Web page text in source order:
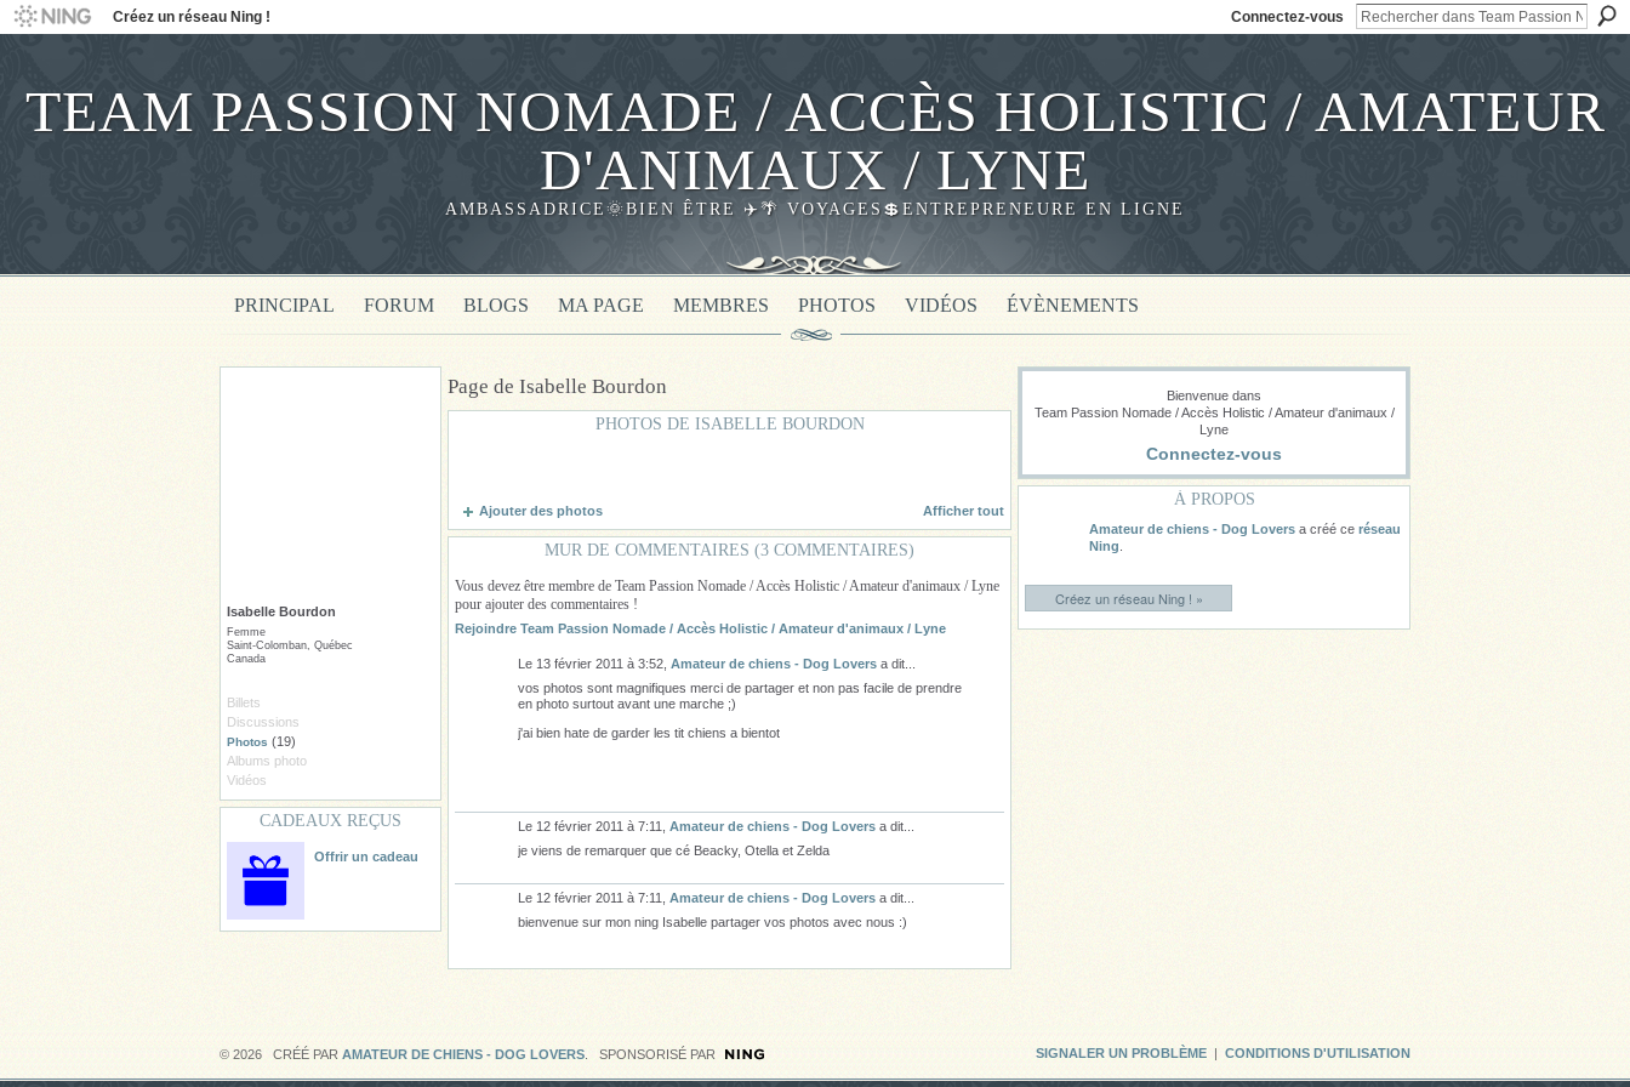
Créez un réseau Ning ! Connectez-vous
TEAM PASSION NOMADE / ACCÈS HOLISTIC / AMATEUR
D'ANIMAUX / LYNE
AMBASSADRICE🌞BIEN ÊTRE ✈️🌴 VOYAGES💲ENTREPRENEURE EN LIGNE
PRINCIPAL FORUM BLOGS MA PAGE MEMBRES PHOTOS VIDÉOS ÉVÈNEMENTS
Isabelle Bourdon
Femme
Saint-Colomban, Québec
Canada
Billets
Discussions
Photos (19)
Albums photo
Vidéos
CADEAUX REÇUS
Offrir un cadeau
Page de Isabelle Bourdon
PHOTOS DE ISABELLE BOURDON
Ajouter des photos Afficher tout
MUR DE COMMENTAIRES (3 COMMENTAIRES)
Vous devez être membre de Team Passion Nomade / Accès Holistic / Amateur d'animaux / Lyne
pour ajouter des commentaires !
Rejoindre Team Passion Nomade / Accès Holistic / Amateur d'animaux / Lyne
Le 13 février 2011 à 3:52, Amateur de chiens - Dog Lovers a dit...
vos photos sont magnifiques merci de partager et non pas facile de prendre
en photo surtout avant une marche ;)
j'ai bien hate de garder les tit chiens a bientot
Le 12 février 2011 à 7:11, Amateur de chiens - Dog Lovers a dit...
je viens de remarquer que cé Beacky, Otella et Zelda
Le 12 février 2011 à 7:11, Amateur de chiens - Dog Lovers a dit...
bienvenue sur mon ning Isabelle partager vos photos avec nous :)
Bienvenue dans
Team Passion Nomade / Accès Holistic / Amateur d'animaux /
Lyne
Connectez-vous
À PROPOS
Amateur de chiens - Dog Lovers a créé ce réseau
Ning
Créez un réseau Ning ! »
© 2026 CRÉÉ PAR AMATEUR DE CHIENS - DOG LOVERS . SPONSORISÉ PAR SIGNALER UN PROBLÈME | CONDITIONS D'UTILISATION